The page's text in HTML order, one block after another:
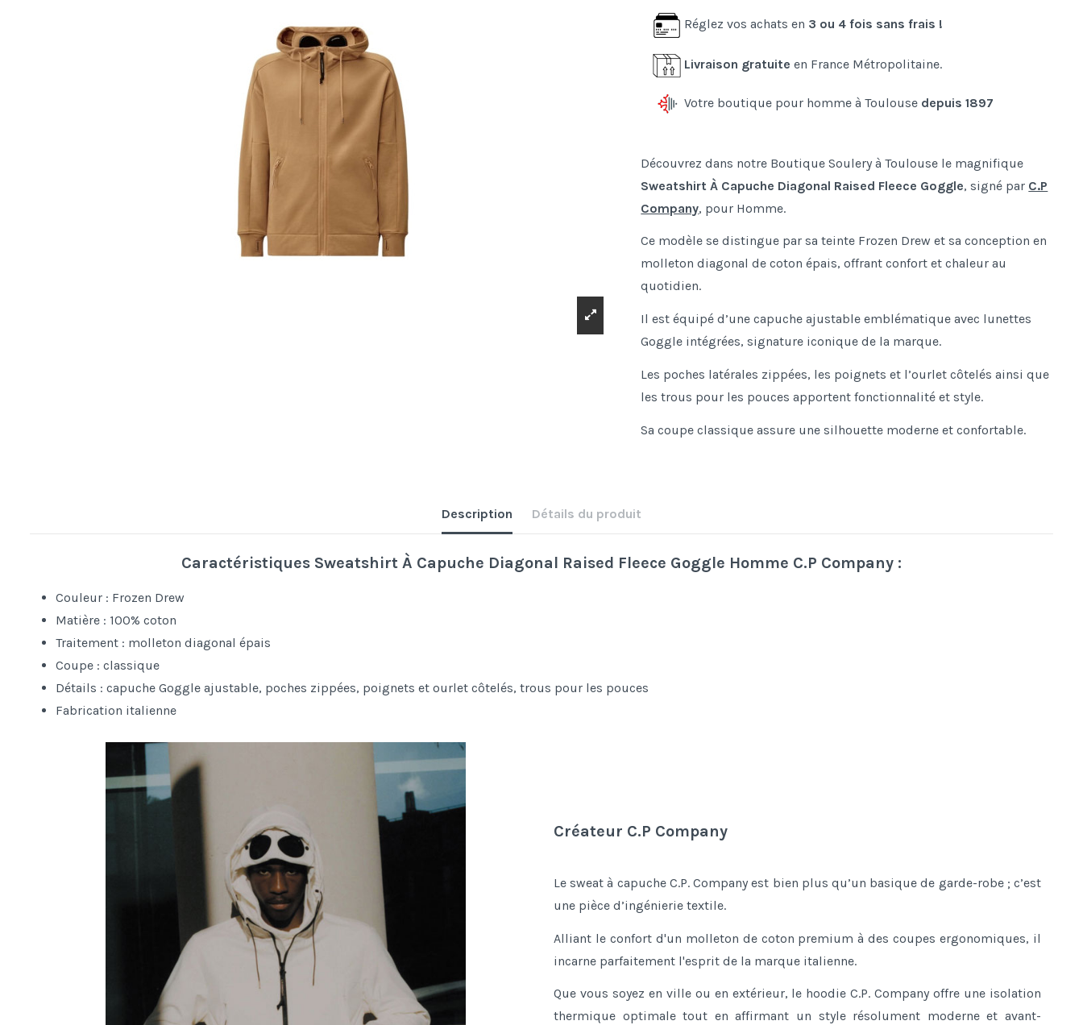
Réglez vos achats en 3 ou 4 fois sans frais !
Livraison gratuite en France Métropolitaine.
Votre boutique pour homme à Toulouse depuis 1897
Découvrez dans notre Boutique Soulery à Toulouse le magnifique
Sweatshirt À Capuche Diagonal Raised Fleece Goggle, signé par C.P
Company, pour Homme.
Ce modèle se distingue par sa teinte Frozen Drew et sa conception en
molleton diagonal de coton épais, offrant confort et chaleur au
quotidien.
Il est équipé d’une capuche ajustable emblématique avec lunettes
Goggle intégrées, signature iconique de la marque.
Les poches latérales zippées, les poignets et l’ourlet côtelés ainsi que
les trous pour les pouces apportent fonctionnalité et style.
Sa coupe classique assure une silhouette moderne et confortable.
Description Détails du produit
Caractéristiques Sweatshirt À Capuche Diagonal Raised Fleece Goggle Homme C.P Company :
Couleur : Frozen Drew
Matière : 100% coton
Traitement : molleton diagonal épais
Coupe : classique
Détails : capuche Goggle ajustable, poches zippées, poignets et ourlet côtelés, trous pour les pouces
Fabrication italienne
Créateur C.P Company
Le sweat à capuche C.P. Company est bien plus qu’un basique de garde-robe ; c’est
une pièce d’ingénierie textile.
Alliant le confort d'un molleton de coton premium à des coupes ergonomiques, il
incarne parfaitement l'esprit de la marque italienne.
Que vous soyez en ville ou en extérieur, le hoodie C.P. Company offre une isolation
thermique optimale tout en affirmant un style résolument moderne et avant-